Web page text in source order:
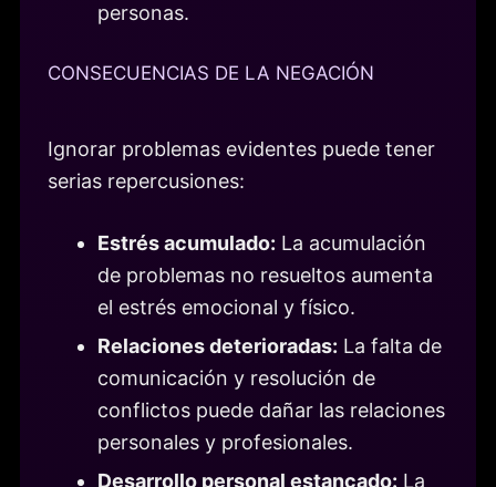
personas.
CONSECUENCIAS DE LA NEGACIÓN
Ignorar problemas evidentes puede tener
serias repercusiones:
Estrés acumulado: La acumulación
de problemas no resueltos aumenta
el estrés emocional y físico.
Relaciones deterioradas: La falta de
comunicación y resolución de
conflictos puede dañar las relaciones
personales y profesionales.
Desarrollo personal estancado: La